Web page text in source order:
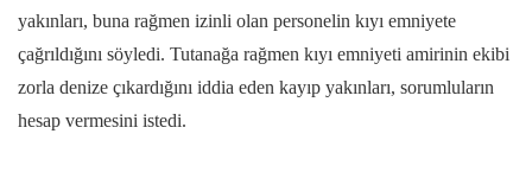
yakınları, buna rağmen izinli olan personelin kıyı emniyete
çağrıldığını söyledi. Tutanağa rağmen kıyı emniyeti amirinin ekibi
zorla denize çıkardığını iddia eden kayıp yakınları, sorumluların
hesap vermesini istedi.